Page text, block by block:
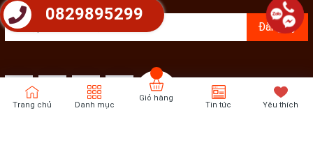
Đăng ký
Trang chủ Danh mục
Giỏ hàng
Tin tức Yêu thích
0829895299